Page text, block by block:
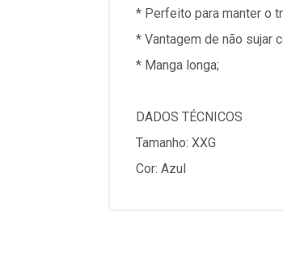
* Perfeito para manter o
* Vantagem de não sujar
* Manga longa;
DADOS TÉCNICOS
Tamanho: XXG
Cor: Azul